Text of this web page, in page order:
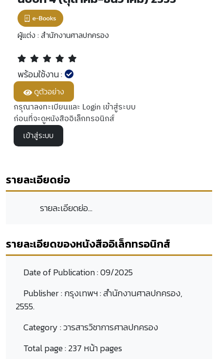
ผู้แต่ง : สำนักงานศาลปกครอง
พร้อมใช้งาน :
ดูตัวอย่าง
กรุณาลงทะเบียนและ Login เข้าสู่ระบบ
ก่อนที่จะดูหนังสืออิเล็กทรอนิกส์
เข้าสู่ระบบ
รายละเอียดย่อ
รายละเอียดย่อ...
รายละเอียดของหนังสืออิเล็กทรอนิกส์
Date of Publication :09/2025
Publisher :กรุงเทพฯ : สำนักงานศาลปกครอง,
2555.
Category :วารสารวิชาการศาลปกครอง
Total page :237 หน้า pages